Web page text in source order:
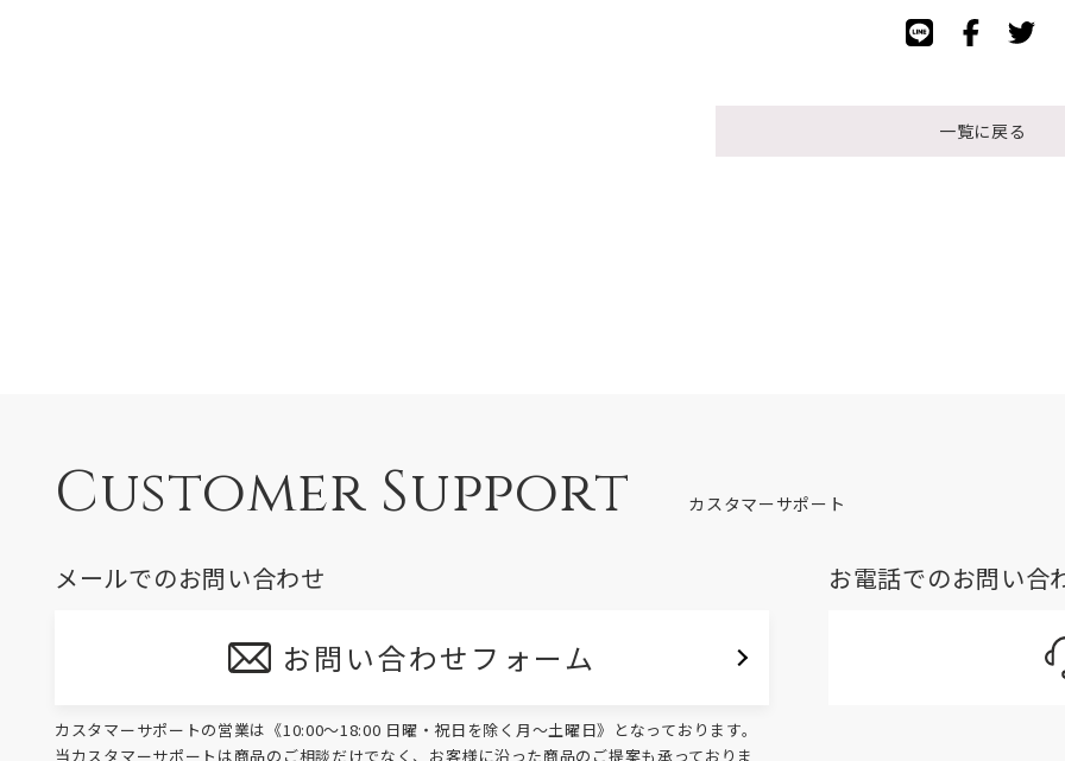
一覧に戻る
Customer Support カスタマーサポート
メールでのお問い合わせ
お問い合わせフォーム
カスタマーサポートの営業は《10:00～18:00 日曜・祝日を除く月～土曜日》となっております。
当カスタマーサポートは商品のご相談だけでなく、お客様に沿った商品のご提案も承っておりま
お電話でのお問い合